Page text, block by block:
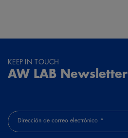
KEEP IN TOUCH
AW LAB Newsletter
Dirección de correo electrónico